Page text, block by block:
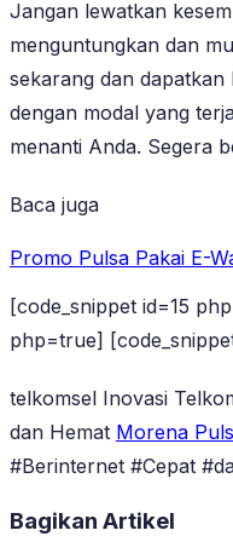
Jangan lewatkan
menguntungkan dan
sekarang dan
dengan modal yang
menanti Anda. Segera
Baca juga
Promo Pulsa Pakai E-
[code_snippet id=15
php=true]
telkomsel Inovasi
dan Hemat Morena
#Berinternet #Cepat
Bagikan Artikel